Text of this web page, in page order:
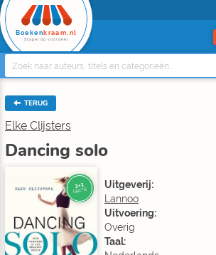
Boeken kraam.nl
Stapel op voordeel
TERUG
Elke Clijsters
Dancing solo
2+1
GRATIS
Uitgeverij:
Lannoo
Uitvoering:
Overig
Taal: